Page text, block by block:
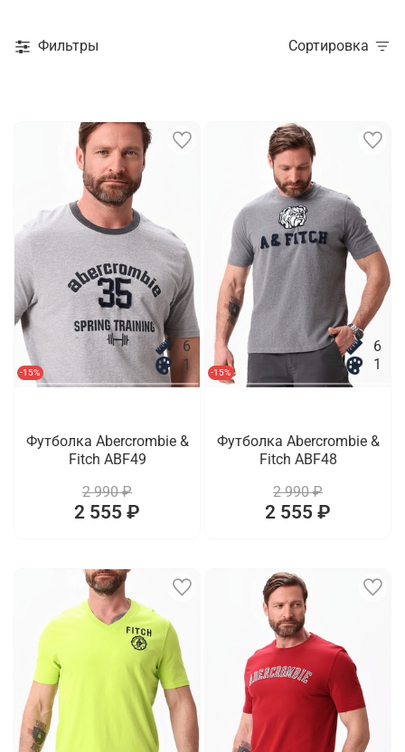
Фильтры Сортировка
-15%
6
1
Футболка Abercrombie &
Fitch ABF49
2 990 ₽
2 555 ₽
-15%
6
1
Футболка Abercrombie &
Fitch ABF48
2 990 ₽
2 555 ₽